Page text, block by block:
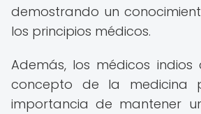
demostrando un
los principios médicos.
Además, los médicos indios
concepto de la medicina
importancia de mantener